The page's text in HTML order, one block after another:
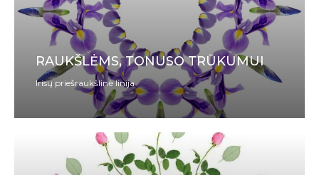
RAUKŠLĖMS, TONUSO TRŪKUMUI
Irisų priešraukšlinė linija